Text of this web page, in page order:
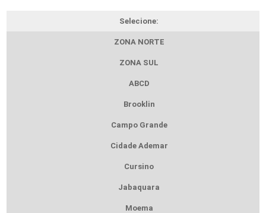
Selecione:
ZONA NORTE
ZONA SUL
ABCD
Brooklin
Campo Grande
Cidade Ademar
Cursino
Jabaquara
Moema